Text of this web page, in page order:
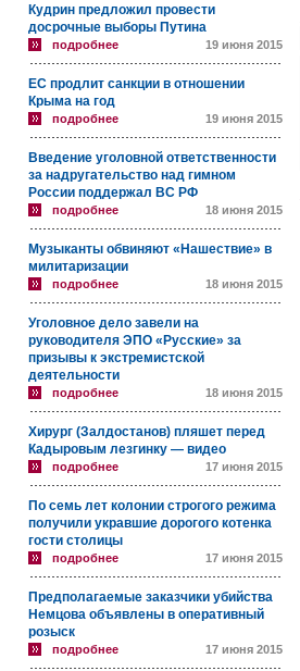
Кудрин предложил провести
досрочные выборы Путина
подробнее 19 июня 2015
ЕС продлит санкции в отношении
Крыма на год
подробнее 19 июня 2015
Введение уголовной ответственности
за надругательство над гимном
России поддержал ВС РФ
подробнее 18 июня 2015
Музыканты обвиняют «Нашествие» в
милитаризации
подробнее 18 июня 2015
Уголовное дело завели на
руководителя ЭПО «Русские» за
призывы к экстремистской
деятельности
подробнее 18 июня 2015
Хирург (Залдостанов) пляшет перед
Кадыровым лезгинку — видео
подробнее 17 июня 2015
По семь лет колонии строгого режима
получили укравшие дорогого котенка
гости столицы
подробнее 17 июня 2015
Предполагаемые заказчики убийства
Немцова объявлены в оперативный
розыск
подробнее 17 июня 2015